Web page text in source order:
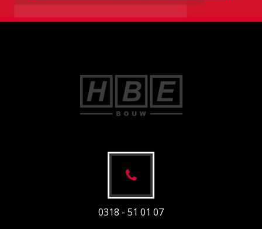
0318 - 51 01 07